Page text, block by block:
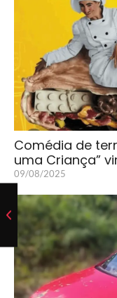
Comédia de
uma Criança”
09/08/2025